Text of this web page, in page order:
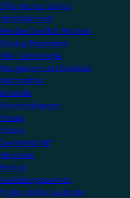
Öffentliches Sektor
Hersteller-Hub
Werden Sie KNX-Mitglied
Startup Programm
KNX Technologie
Neuigkeiten und Einblicke
Nachrichten
Einblicke
Veranstaltungen
Presse
Videos
Gemeinschaft
Hersteller
Partner
Ausbildungszentren
Freiberufliche Ausbilder